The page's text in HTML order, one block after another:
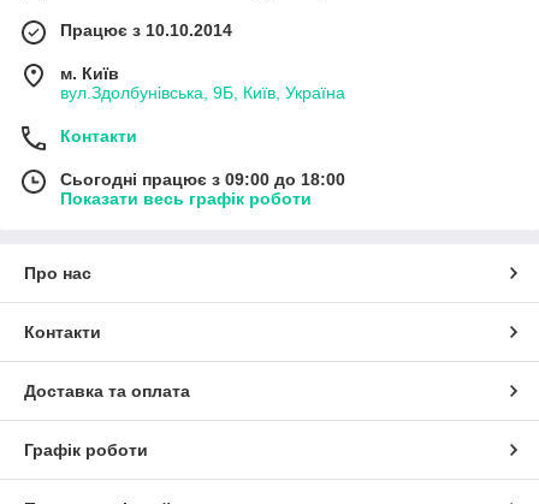
Працює з 10.10.2014
м. Київ
вул.Здолбунівська, 9Б, Київ, Україна
Контакти
Сьогодні працює з 09:00 до 18:00
Показати весь графік роботи
Про нас
Контакти
Доставка та оплата
Графік роботи